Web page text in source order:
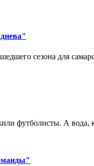
сезона для
футболисты. А вода,